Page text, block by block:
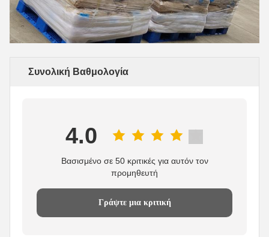
Συνολική Βαθμολογία
4.0
Βασισμένο σε 50 κριτικές για αυτόν τον
προμηθευτή
Γράψτε μια κριτική